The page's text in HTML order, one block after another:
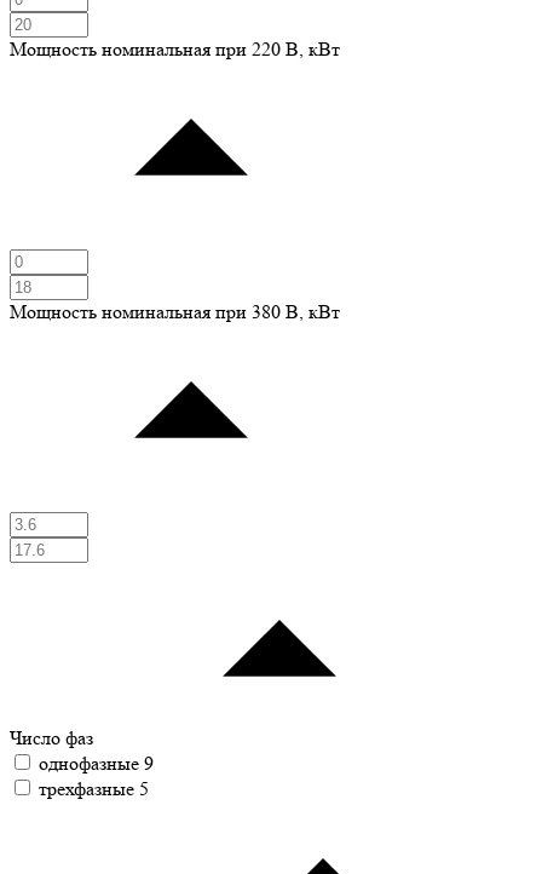
Мощность номинальная при 220 В, кВт
Мощность номинальная при 380 В, кВт
Число фаз
однофазные 9
трехфазные 5